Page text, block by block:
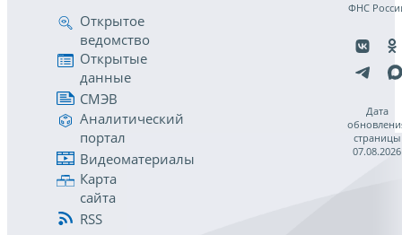
Открытое
ведомство
Открытые
данные
СМЭВ
Аналитический
портал
Видеоматериалы
Карта
сайта
RSS
ФНС
Дата
страницы
07.08.2026